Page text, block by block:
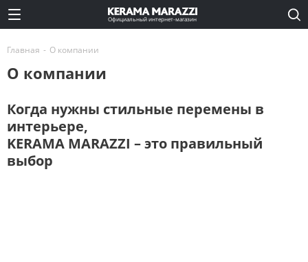
Официальный интернет-магазин
Главная - О компании
О компании
Когда нужны стильные перемены в
интерьере,
KERAMA MARAZZI – это правильный
выбор